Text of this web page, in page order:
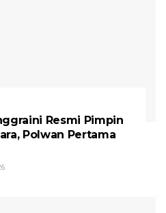
Resmi Pimpin
Polwan Pertama